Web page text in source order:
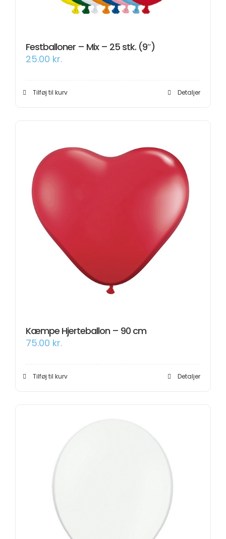
Festballoner – Mix – 25 stk. (9″)
25.00 kr.
Tilføj til kurv Detaljer
Kæmpe Hjerteballon – 90 cm
75.00 kr.
Tilføj til kurv Detaljer